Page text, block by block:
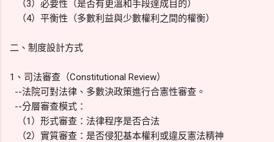
（3）必要性（是否有更溫和手段達成目的）
（4）平衡性（多數利益與少數權利之間的權衡）
二、制度設計方式
1、司法審查（Constitutional Review）
--法院可對法律、多數決政策進行合憲性審查。
--分層審查模式：
（1）形式審查：法律程序是否合法
（2）實質審查：是否侵犯基本權利或違反憲法精神